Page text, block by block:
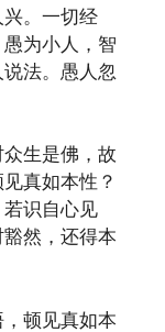
。一切经
为小人，智
法。愚人忽
生是佛，故
真如本性？
若识自心见
然，还得本
顿见真如本